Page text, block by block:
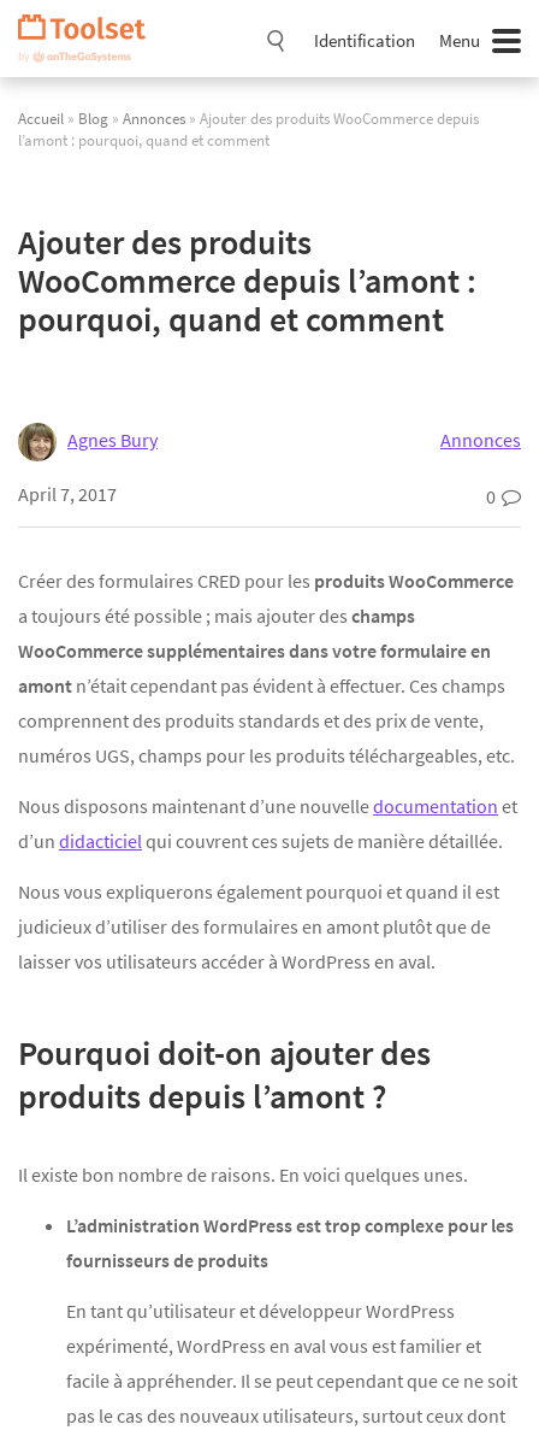
Passer
navigation
Identification Menu
Accueil » Blog » Annonces » Ajouter des produits WooCommerce depuis
l’amont : pourquoi, quand et comment
Ajouter des produits
WooCommerce depuis l’amont :
pourquoi, quand et comment
Agnes Bury Annonces
April 7, 2017 0
Créer des formulaires CRED pour les produits WooCommerce
a toujours été possible ; mais ajouter des champs
WooCommerce supplémentaires dans votre formulaire en
amont n’était cependant pas évident à effectuer. Ces champs
comprennent des produits standards et des prix de vente,
numéros UGS, champs pour les produits téléchargeables, etc.
Nous disposons maintenant d’une nouvelledocumentation et
d’un didacticielqui couvrent ces sujets de manière détaillée.
Nous vous expliquerons également pourquoi et quand il est
judicieux d’utiliser des formulaires en amont plutôt que de
laisser vos utilisateurs accéder à WordPress en aval.
Pourquoi doit-on ajouter des
produits depuis l’amont ?
Il existe bon nombre de raisons. En voici quelques unes.
L’administration WordPress est trop complexe pour les
fournisseurs de produits
En tant qu’utilisateur et développeur WordPress
expérimenté, WordPress en aval vous est familier et
facile à appréhender. Il se peut cependant que ce ne soit
pas le cas des nouveaux utilisateurs, surtout ceux dont